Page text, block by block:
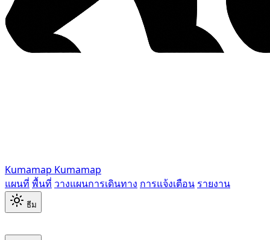
Kumamap Kumamap
แผนที่ พื้นที่ วางแผนการเดินทาง การแจ้งเตือน รายงาน
ธีม